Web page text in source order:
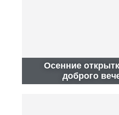
Осенние
доброго